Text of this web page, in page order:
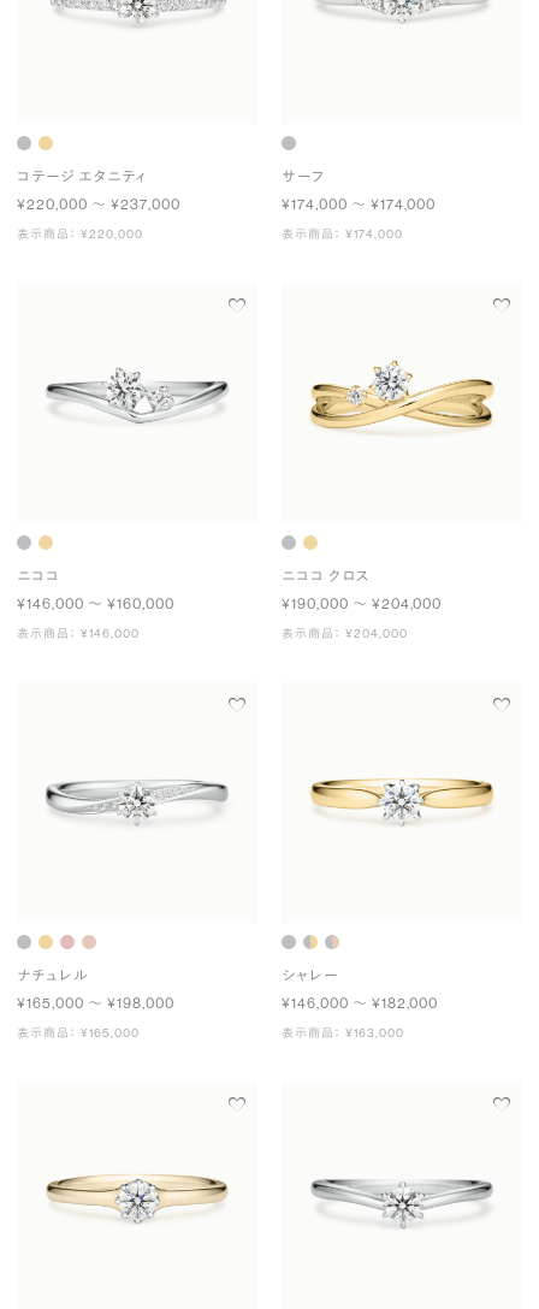
コテージ エタニティ
¥220,000 〜 ¥237,000
表示商品： ¥220,000
サーフ
¥174,000 〜 ¥174,000
表示商品： ¥174,000
ニココ
¥146,000 〜 ¥160,000
表示商品： ¥146,000
ニココ クロス
¥190,000 〜 ¥204,000
表示商品： ¥204,000
ナチュレル
¥165,000 〜 ¥198,000
表示商品： ¥165,000
シャレー
¥146,000 〜 ¥182,000
表示商品： ¥163,000